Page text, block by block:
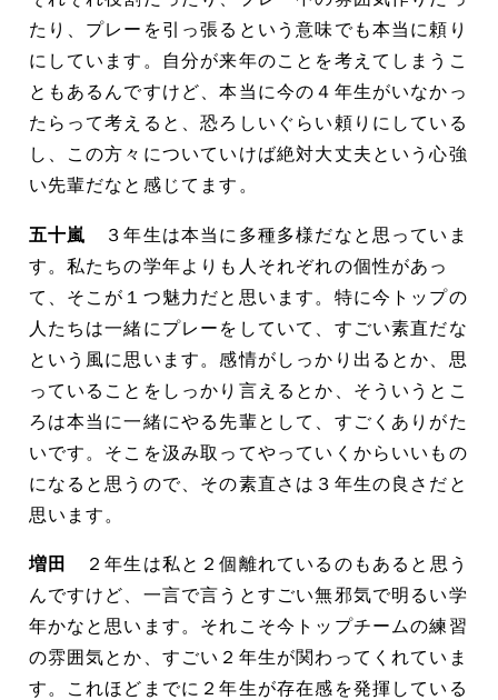
たり、プレーを引っ張るという意味でも本当に頼り
にしています。自分が来年のことを考えてしまうこ
ともあるんですけど、本当に今の４年生がいなかっ
たらって考えると、恐ろしいぐらい頼りにしている
し、この方々についていけば絶対大丈夫という心強
い先輩だなと感じてます。
五十嵐 ３年生は本当に多種多様だなと思っていま
す。私たちの学年よりも人それぞれの個性があっ
て、そこが１つ魅力だと思います。特に今トップの
人たちは一緒にプレーをしていて、すごい素直だな
という風に思います。感情がしっかり出るとか、思
っていることをしっかり言えるとか、そういうとこ
ろは本当に一緒にやる先輩として、すごくありがた
いです。そこを汲み取ってやっていくからいいもの
になると思うので、その素直さは３年生の良さだと
思います。
増田
２年生は私と２個離れているのもあると思う
んですけど、一言で言うとすごい無邪気で明るい学
年かなと思います。それこそ今トップチームの練習
の雰囲気とか、すごい２年生が関わってくれていま
す。これほどまでに２年生が存在感を発揮している